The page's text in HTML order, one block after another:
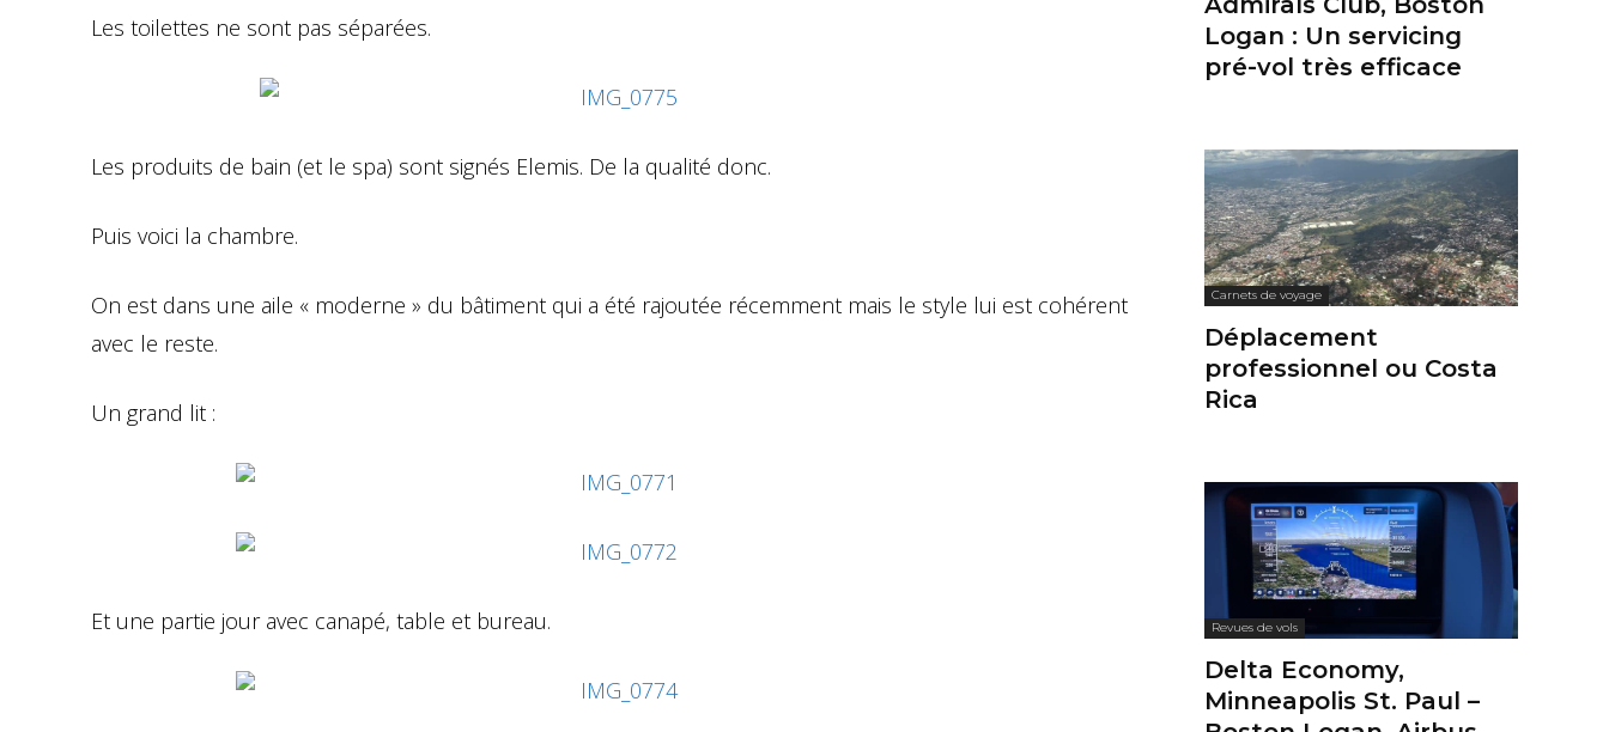
Les toilettes ne sont pas séparées.
Les produits de bain (et le spa) sont signés Elemis. De la qualité donc.
Puis voici la chambre.
On est dans une aile « moderne » du bâtiment qui a été rajoutée récemment mais le style lui est cohérent
avec le reste.
Un grand lit :
Et une partie jour avec canapé, table et bureau.
Logan : Un servicing
pré-vol très efficace
Carnets de voyage
Déplacement
professionnel ou Costa
Rica
Revues de vols
Delta Economy,
Minneapolis St. Paul –